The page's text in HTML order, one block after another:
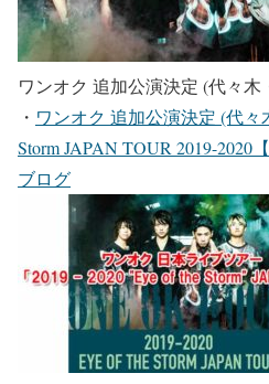
ワンオク 追加公演決定 (代々木
・ ワンオク 追加公演決定 (代々
Storm JAPAN TOUR 2019-2020
ブログ